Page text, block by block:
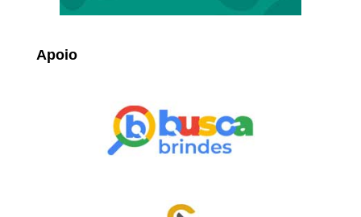
Apoio